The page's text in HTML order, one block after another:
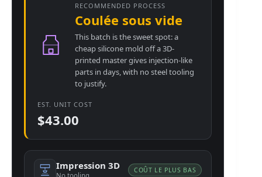
RECOMMENDED PROCESS
Coulée sous vide
This batch is the sweet spot: a
cheap silicone mold off a 3D-
printed master gives injection-like
parts in days, with no steel tooling
to justify.
EST. UNIT COST
$43.00
Impression 3D COÛT LE PLUS BAS